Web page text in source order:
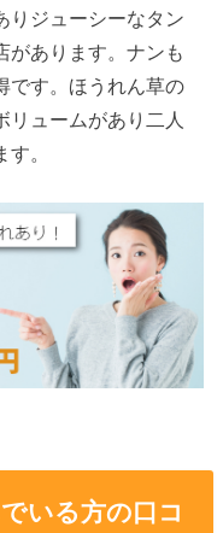
りジューシーなタン
があります。ナンも
です。ほうれん草の
リュームがあり二人
。
いる方の口コ